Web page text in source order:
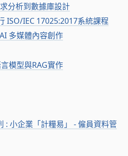
分析到數據庫設計
ISO/IEC 17025:2017系統課程
多媒體內容創作
模型與RAG實作
: 小企業「計糧易」 - 僱員資料管